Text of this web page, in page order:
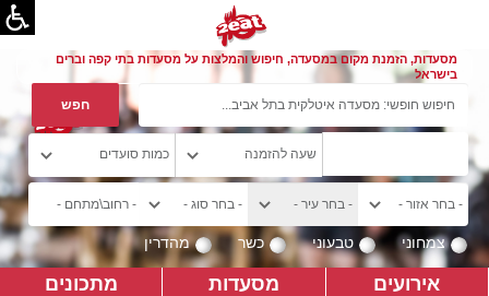
מסעדות, הזמנת מקום במסעדה, חיפוש והמלצות על מסעדות בתי קפה וברים
בישראל
צמחוני טבעוני כשר מהדרין
אירועים מסעדות מתכונים